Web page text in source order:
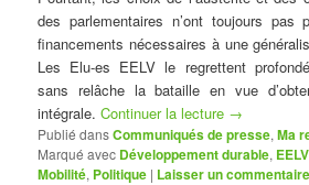
des parlementaires n’ont toujours pas
financements nécessaires à une
Les Elu-es EELV le regrettent
sans relâche la bataille en vue
intégrale.Continuer la lecture →
Publié dansCommuniqués de presse,Ma
Marqué avec Développement durable, EELV
Mobilité, Politique | Laisser un commentaire